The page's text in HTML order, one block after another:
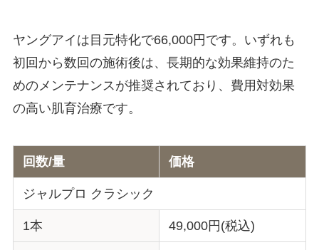
ヤングアイは目元特化で66,000円です。いずれも
初回から数回の施術後は、長期的な効果維持のた
めのメンテナンスが推奨されており、費用対効果
の高い肌育治療です。
回数/量 価格
ジャルプロ クラシック
1本 49,000円(税込)